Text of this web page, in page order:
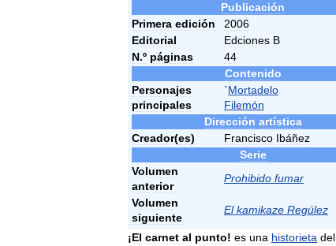
Publicación
Primera edición
2006
Editorial
Edciones B
N.º páginas
44
Contenido
Personajes
principales
`Mortadelo
Filemón
Dirección artística
Creador(es) Francisco Ibáñez
Serie
Volumen
anterior
Prohibido fumar
Volumen
siguiente
El kamikaze Regúlez
¡El carnet al punto! es una historieta del